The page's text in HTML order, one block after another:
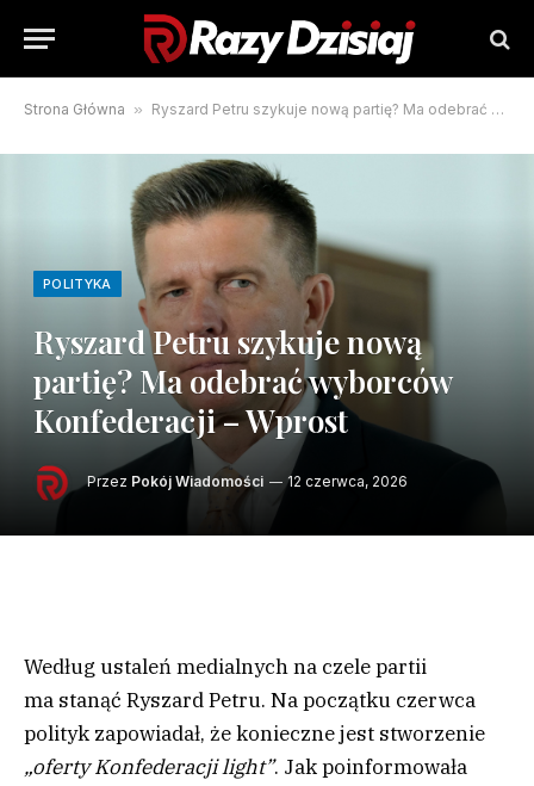
Strona Główna » Ryszard Petru szykuje nową partię? Ma odebrać wyborców Konfederacji – Wprost
POLITYKA
Ryszard Petru szykuje nową
partię? Ma odebrać wyborców
Konfederacji – Wprost
Przez Pokój Wiadomości 12 czerwca, 2026
Według ustaleń medialnych na czele partii
ma stanąć Ryszard Petru. Na początku czerwca
polityk zapowiadał, że konieczne jest stworzenie
„oferty Konfederacji light”. Jak poinformowała